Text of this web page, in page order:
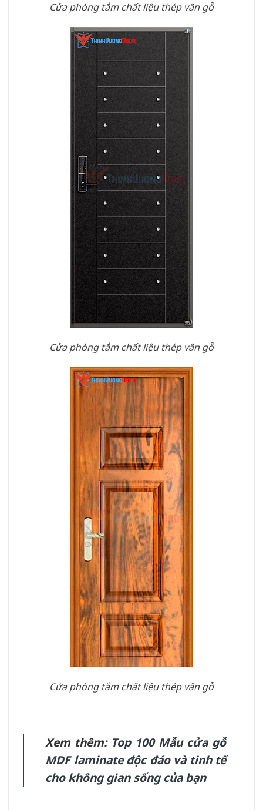
Cửa phòng tắm chất liệu thép vân gỗ
Cửa phòng tắm chất liệu thép vân gỗ
Cửa phòng tắm chất liệu thép vân gỗ
Xem thêm: Top 100 Mẫu cửa gỗ
MDF laminate độc đáo và tinh tế
cho không gian sống của bạn